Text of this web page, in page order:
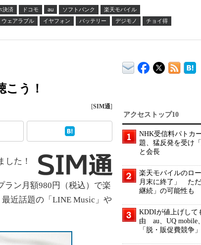
決済 ドコモ au ソフトバンク
楽天モバイル
ウェアラブル イヤフォン バッテリー デジモノ
チョイ得
う！
[SIM通]
した！
ン月額980円（税込）で楽
近話題の「LINE Music」や
アクセストップ10
NHK受信料パトカ
題、猛反発を受け
と会長
楽天モバイルのロ
月末に終了」 た
継続」の可能性も
KDDIが値上げして
由 au、UQ mobile
「脱・販促費競争